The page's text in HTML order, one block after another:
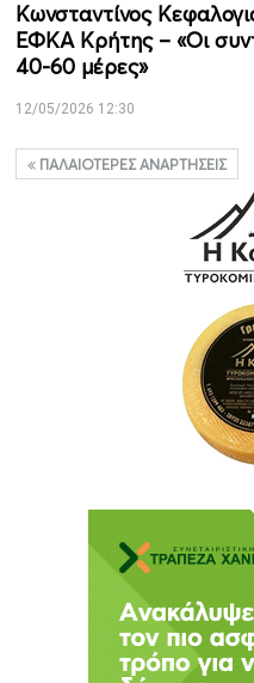
Κωνσταντίνος
ΕΦΚΑ Κρήτης – «Οι
40-60 μέρες»
12/05/2026 12:30
ΠΑΛΑΙΌΤΕΡΕΣ ΑΝΑΡΤΉΣΕΙΣ